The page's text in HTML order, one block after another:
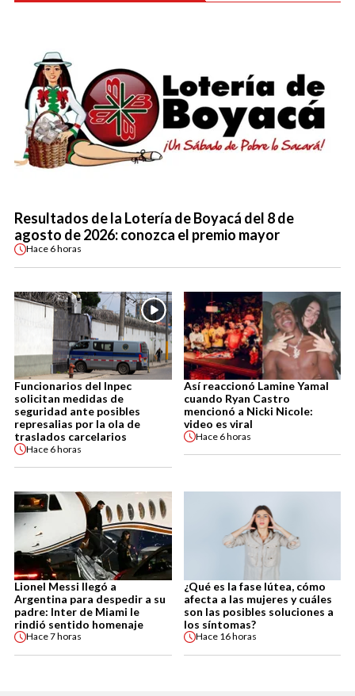
Resultados de la Lotería de Boyacá del 8 de
agosto de 2026: conozca el premio mayor
Hace 6 horas
Funcionarios del Inpec
solicitan medidas de
seguridad ante posibles
represalias por la ola de
traslados carcelarios
Hace 6 horas
Así reaccionó Lamine Yamal
cuando Ryan Castro
mencionó a Nicki Nicole:
video es viral
Hace 6 horas
Lionel Messi llegó a
Argentina para despedir a su
padre: Inter de Miami le
rindió sentido homenaje
Hace7 horas
¿Qué es la fase lútea, cómo
afecta a las mujeres y cuáles
son las posibles soluciones a
los síntomas?
Hace 16 horas